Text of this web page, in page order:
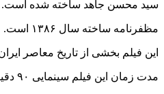
سید محسن جاهد ساخته شده است.
مظفرنامه ساخته سال ۱۳۸۶ است.
این فیلم بخشی از تاریخ معاصر
مدت زمان این فیلم سینمایی ۹۰ دقیقه است‌.